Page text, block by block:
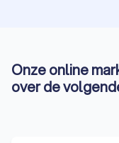
Onze online
over de